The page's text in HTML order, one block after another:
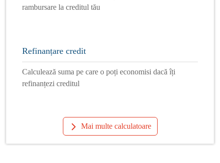
rambursare la creditul tău
Refinanțare credit
Calculează suma pe care o poți economisi dacă îți
refinanțezi creditul
Mai multe calculatoare